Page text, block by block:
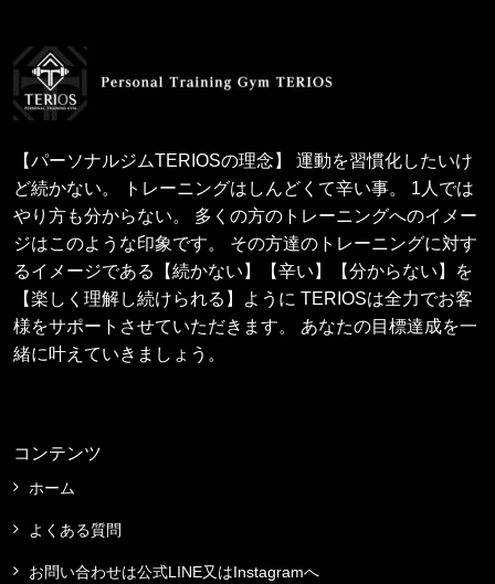
【パーソナルジムTERIOSの理念】 運動を習慣化したいけ
ど続かない。 トレーニングはしんどくて辛い事。 1人では
やり方も分からない。 多くの方のトレーニングへのイメー
ジはこのような印象です。 その方達のトレーニングに対す
るイメージである【続かない】【辛い】【分からない】を
【楽しく理解し続けられる】ように TERIOSは全力でお客
様をサポートさせていただきます。 あなたの目標達成を一
緒に叶えていきましょう。
コンテンツ
ホーム
よくある質問
お問い合わせは公式LINE又はInstagramへ